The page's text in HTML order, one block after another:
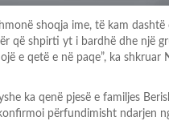
shoqja ime, të kam dashtë
që shpirti yt i bardhë dhe një
e qetë e në paqe”, ka shkruar
ka qenë pjesë e familjes
përfundimisht ndarjen